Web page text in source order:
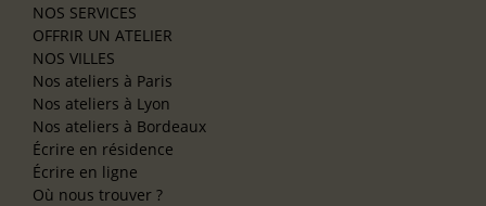
NOS SERVICES
OFFRIR UN ATELIER
NOS VILLES
Nos ateliers à Paris
Nos ateliers à Lyon
Nos ateliers à Bordeaux
Écrire en résidence
Écrire en ligne
Où nous trouver ?